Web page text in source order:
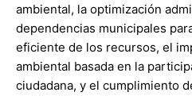
ambiental, la optimización
dependencias municipales
eficiente de los recursos, el
ambiental basada en la
ciudadana, y el cumplimiento